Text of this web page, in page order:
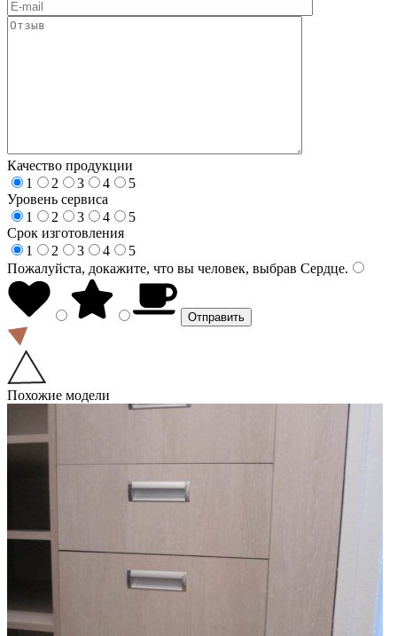
Качество продукции
1
2 3 4
5
Уровень сервиса
1
2 3 4
5
Срок изготовления
1
2 3 4
5
Пожалуйста, докажите, что вы человек, выбрав Сердце.
Похожие модели